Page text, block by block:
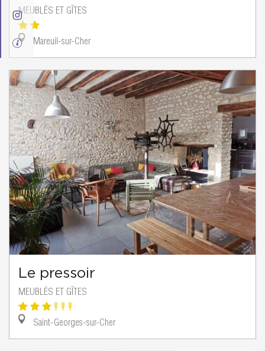
MEUBLÉS ET GÎTES
Mareuil-sur-Cher
Le pressoir
MEUBLÉS ET GÎTES
Saint-Georges-sur-Cher